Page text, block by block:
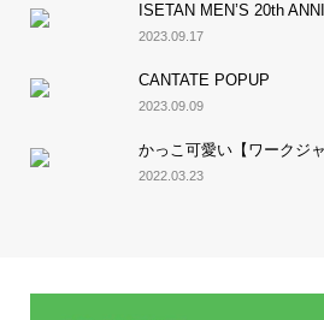
ISETAN MEN’S 20th
2023.09.17
CANTATE POPUP
2023.09.09
かっこ可愛い【ワークジャ
2022.03.23